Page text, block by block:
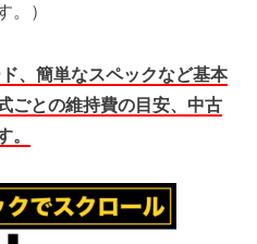
。）
、簡単なスペックなど基本
ごとの維持費の目安、中古
。